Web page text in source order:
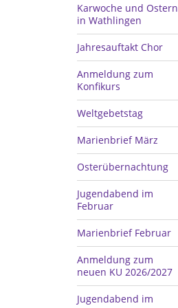
Karwoche und Ostern
in Wathlingen
Jahresauftakt Chor
Anmeldung zum
Konfikurs
Weltgebetstag
Marienbrief März
Osterübernachtung
Jugendabend im
Februar
Marienbrief Februar
Anmeldung zum
neuen KU 2026/2027
Jugendabend im